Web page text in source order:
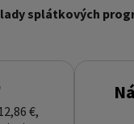
splátkových
€,